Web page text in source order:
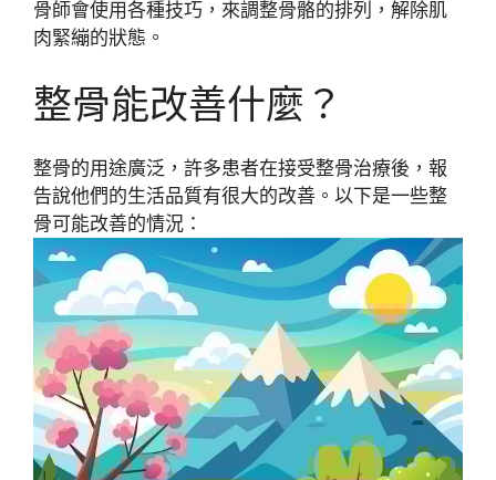
骨師會使用各種技巧，來調整骨骼的排列，解除肌
肉緊繃的狀態。
整骨能改善什麼？
整骨的用途廣泛，許多患者在接受整骨治療後，報
告說他們的生活品質有很大的改善。以下是一些整
骨可能改善的情況：